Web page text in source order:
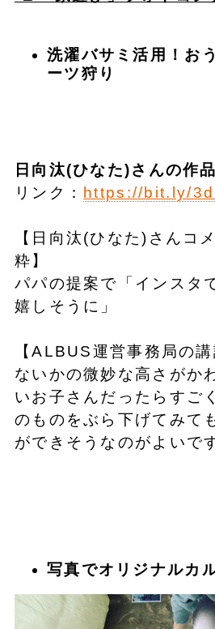
洗濯バサミ活用！お
ーツ狩り
日向汰(ひなた)さんの作品
リンク：
https://bit.ly/
【日向汰(ひなた)さんコ
粋】
パパの提案で「インスタ
嬉しそうに」
【ALBUS運営事務局の
ないかの微妙な高さがか
いお子さんだったらすご
のものをぶら下げてみて
ができそうなのがよいで
写真でオリジナルカ